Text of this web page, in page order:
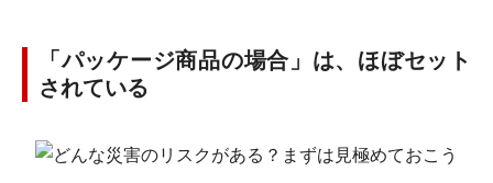
「パッケージ商品の場合」は、ほぼセット
されている